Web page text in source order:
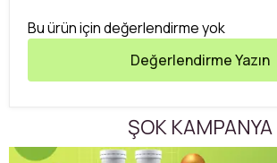
Bu ürün için değerlendirme yok
Değerlendirme Yazın
ŞOK KAMPANYA